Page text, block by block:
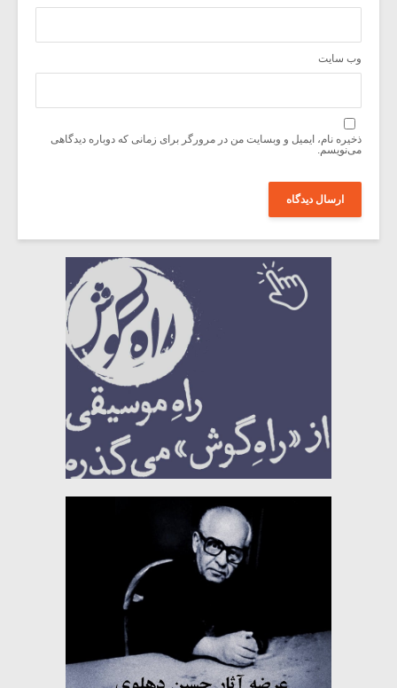
وب‌ سایت
ذخیره نام، ایمیل و وبسایت من در مرورگر برای زمانی که دوباره دیدگاهی
می‌نویسم.